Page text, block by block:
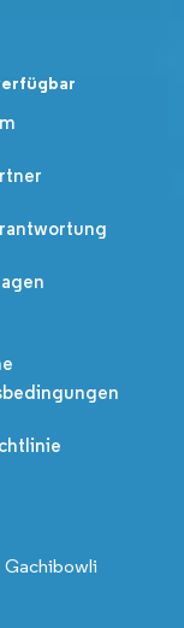
Gachibowli